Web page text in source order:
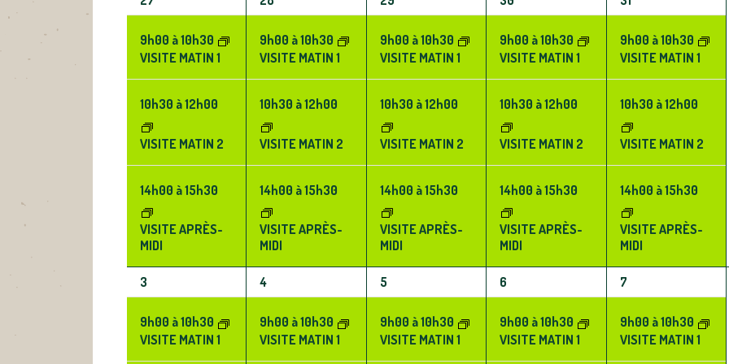
ÉVÈNEMENTS
ÉVÈNEMENTS
ÉVÈNEMENTS,
9h00 à10h30
VISITE MATIN 1
10h30 à12h00
VISITE MATIN 2
14h00 à15h30
VISITE APRÈS-
MIDI
ÉVÈNEMENTS,
9h00 à10h30
VISITE MATIN 1
10h30 à12h00
VISITE MATIN 2
14h00 à15h30
VISITE APRÈS-
MIDI
ÉVÈNEMENTS,
9h00 à10h30
VISITE MATIN 1
10h30 à12h00
VISITE MATIN 2
14h00 à15h30
VISITE APRÈS-
MIDI
ÉVÈNEMENTS,
9h00 à10h30
VISITE MATIN 1
10h30 à12h00
VISITE MATIN 2
14h00 à15h30
VISITE APRÈS-
MIDI
ÉVÈNEMENTS,
9h00 à10h30
VISITE MATIN 1
10h30 à12h00
VISITE MATIN 2
14h00 à15h30
VISITE APRÈS-
MIDI
3
ÉVÈNEMENTS,
3
9h00 à10h30
VISITE MATIN 1
3
ÉVÈNEMENTS,
4
9h00 à10h30
VISITE MATIN 1
3
ÉVÈNEMENTS,
5
9h00 à10h30
VISITE MATIN 1
3
ÉVÈNEMENTS,
6
9h00 à10h30
VISITE MATIN 1
3
ÉVÈNEMENTS,
7
9h00 à10h30
VISITE MATIN 1